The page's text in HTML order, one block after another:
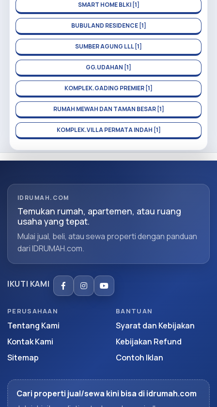
SMART HOME BLKI [1]
BUBULAND RESIDENCE [1]
SUMBER AGUNG LLL [1]
GG.UDAHAN [1]
KOMPLEK.GADING PREMIER [1]
RUMAH MEWAH DAN TAMAN BESAR [1]
KOMPLEK.VILLA PERMATA INDAH [1]
IDRUMAH.COM
Temukan rumah, apartemen, atau ruang
usaha yang tepat.
Mulai jual, beli, atau sewa properti dengan panduan
dari IDRUMAH.com.
IKUTI KAMI
PERUSAHAAN
Tentang Kami
Kontak Kami
Sitemap
BANTUAN
Syarat dan Kebijakan
Kebijakan Refund
Contoh Iklan
Cari properti jual/sewa kini bisa di idrumah.com